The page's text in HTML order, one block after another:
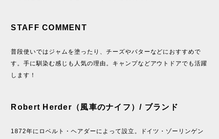
STAFF COMMENT
普段使いではジャムを塗ったり、チーズやバターなどにおすすめで
す。手に馴染む感じも人気の理由。キャンプなどアウトドアでも活躍
します！
Robert Herder（風車のナイフ）/ ブランド
1872年にロベルト・ヘアダーによって設立。ドイツ・ゾーリンゲン